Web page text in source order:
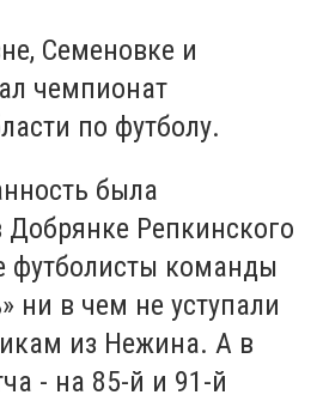
Семеновке и
чемпионат
по футболу.
была
Репкинского
футболисты команды
ни в чем не уступали
из Нежина. А в
- на 85-й и 91-й